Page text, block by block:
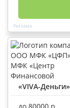
«VIVA-Деньги»